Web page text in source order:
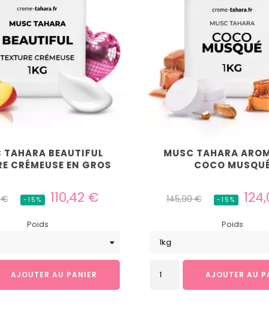
TAHARA BEAUTIFUL
CRÉMEUSE EN GROS
€ -15%
Prix
110,42 €
Poids
AJOUTER AU PANIER
MUSC TAHARA
COCO
Prix
145,90 € -15%
Prix
Poids
AJOUTER AU